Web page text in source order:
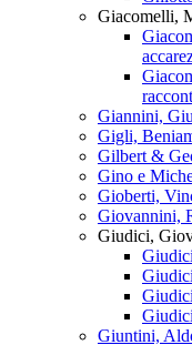
Giacomelli,
Giannini,
Gigli,
Gilbert &
Gino e
Gioberti,
Giovannini,
Giudici,
Giuntini,